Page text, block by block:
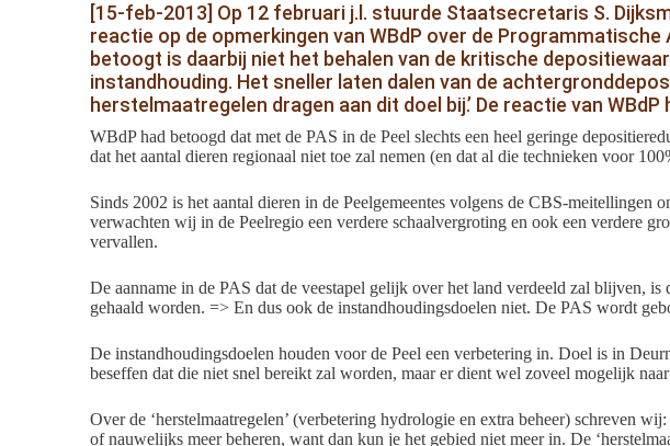
[15-feb-2013] Op 12 februari j.l. stuurde Staatsecretaris S.
reactie op de opmerkingen van WBdP over de
betoogt is daarbij niet het behalen van de kritische
instandhouding. Het sneller laten dalen van de
herstelmaatregelen dragen aan dit doel bij.’ De reactie van
WBdP had betoogd dat met de PAS in de Peel slechts een heel geringe
dat het aantal dieren regionaal niet toe zal nemen (en dat al die technieken voor
Sinds 2002 is het aantal dieren in de Peelgemeentes volgens de CBS-
verwachten wij in de Peelregio een verdere schaalvergroting en ook een verdere
vervallen.
De aanname in de PAS dat de veestapel gelijk over het land verdeeld zal blijven,
gehaald worden. => En dus ook de instandhoudingsdoelen niet. De PAS wordt
De instandhoudingsdoelen houden voor de Peel een verbetering in. Doel is in
beseffen dat die niet snel bereikt zal worden, maar er dient wel zoveel mogelijk
Over de ‘herstelmaatregelen’ (verbetering hydrologie en extra beheer) schreven
of nauwelijks meer beheren, want dan kun je het gebied niet meer in. De